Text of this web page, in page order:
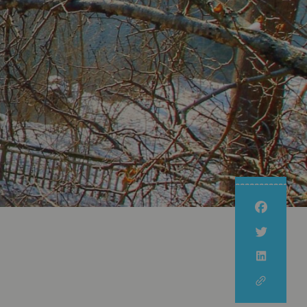
Nachhaltig Unterwegs
Nachhaltige Erzeugung
Nachhaltige Urlaubsziele
Unsere
Erlebnispartner
Familienzeit
Kulinarische Wanderung
Newsletter